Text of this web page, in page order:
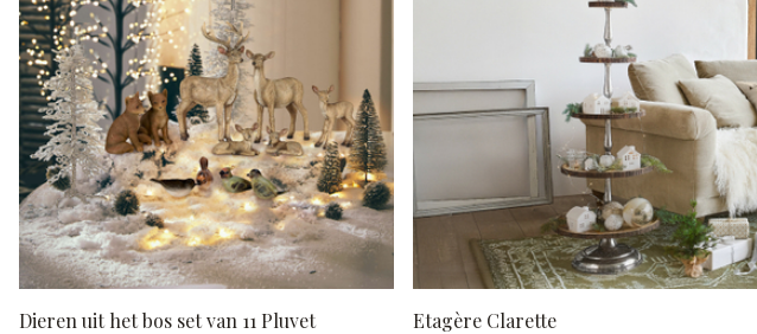
Dieren uit het bos set van 11 Pluvet Etagère Clarette